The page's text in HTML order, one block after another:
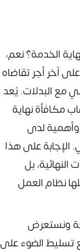
الخدمة؟ نعم،
آخر أجر تقاضاه
مع البدلات. يُعد
مكافأة نهاية
وأهمية لدى
الإجابة على هذا
بل
نظام العمل
ونستعرض
تسليط الضوء على